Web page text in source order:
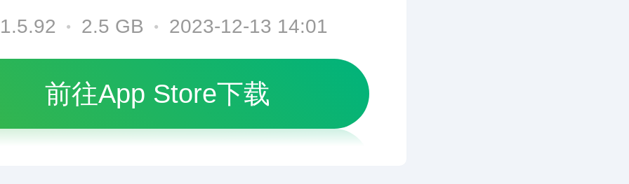
2.5 GB 2023-12-13 14:01
前往App Store下载